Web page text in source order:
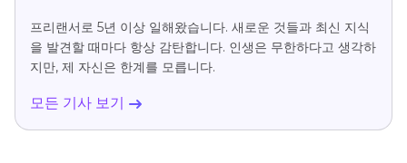
프리랜서로 5년 이상 일해왔습니다. 새로운 것들과 최신 지식
을 발견할 때마다 항상 감탄합니다. 인생은 무한하다고 생각하
지만, 제 자신은 한계를 모릅니다.
모든 기사 보기